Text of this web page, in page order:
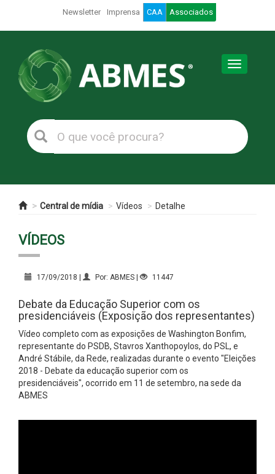
Newsletter Imprensa CAA Associados
Toggle
Central de mídia Vídeos Detalhe
VÍDEOS
17/09/2018 | Por: ABMES | 11447
Debate da Educação Superior com os
presidenciáveis (Exposição dos representantes)
Vídeo completo com as exposições de Washington Bonfim,
representante do PSDB, Stavros Xanthopoylos, do PSL, e
André Stábile, da Rede, realizadas durante o evento "Eleições
2018 - Debate da educação superior com os
presidenciáveis", ocorrido em 11 de setembro, na sede da
ABMES